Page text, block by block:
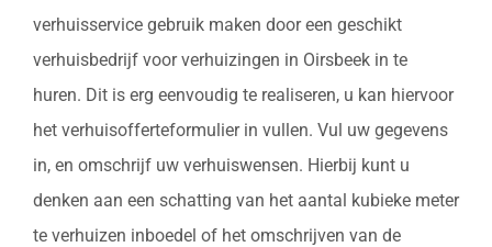
verhuisservice gebruik maken door een geschikt
verhuisbedrijf voor verhuizingen in Oirsbeek in te
huren. Dit is erg eenvoudig te realiseren, u kan hiervoor
het verhuisofferteformulier in vullen. Vul uw gegevens
in, en omschrijf uw verhuiswensen. Hierbij kunt u
denken aan een schatting van het aantal kubieke meter
te verhuizen inboedel of het omschrijven van de